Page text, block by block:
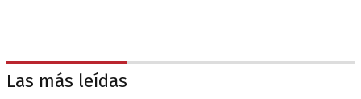
Las más leídas